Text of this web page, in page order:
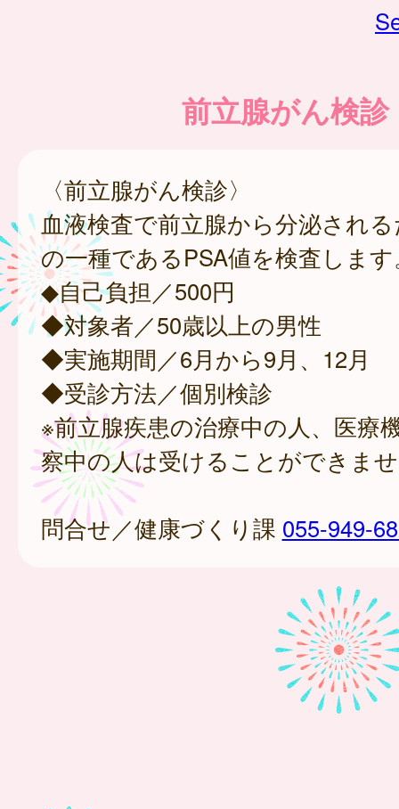
前立腺がん検診
〈前立腺がん検診〉
血液検査で前立腺から分泌され
の一種であるPSA値を検査しま
◆自己負担／500円
◆対象者／50歳以上の男性
◆実施期間／6月から9月、12月
◆受診方法／個別検診
※前立腺疾患の治療中の人、医療
察中の人は受けることができま
問合せ／健康づくり課 055-949-